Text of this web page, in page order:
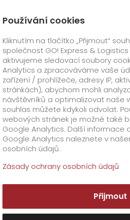
GO! Express
GO! přímé transporty
GO! Smart express
GO! Česko
Oborová řešení
GO!Life science
GO!Clinical Research
GO!Pharma
GO!Automotive & Industry
Doplňkové služby
Online & Track
GO! Warehouse
GO! Kryo
Zákazník
Doplňkové informace
O firmě
Triumf na GO!
Používání cookies
Kliknutím na tlačítko „Přijmout“
společnost GO! Express &
aktivujeme sledovací soubory
Analytics a zpracováváme vaše
zařízení / prohlížeče, adresy IP,
stránkách), abychom mohli
návštěvníků a optimalizovat naše
souhlas můžete kdykoli odvolat.
webových stránek je možné také
Google Analytics. Další informace
Google Analytics naleznete v
osobních údajů.
Zásady ochrany osobních údajů
Přijmout